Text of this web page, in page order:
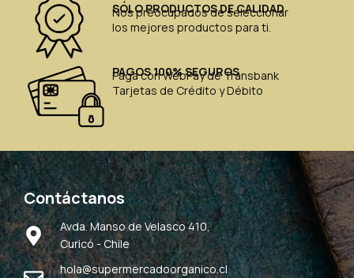
SÓLO PRODUCTOS DE CALIDAD
Nos preocupados de seleccionar
los mejores productos para ti.
PAGOS 100% SEGUROS
Paga con WebPay de Transbank
Tarjetas de Crédito y Débito
Contáctanos
Avda. Manso de Velasco 410,
Curicó - Chile
hola@supermercadoorganico.cl